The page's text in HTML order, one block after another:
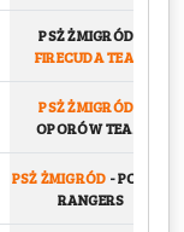
PSŻ ŻMIGRÓD
FIRECUDA TEAM
PSŻ ŻMIGRÓD
OPORÓW TEAM
PSŻ ŻMIGRÓD -POWER
RANGERS